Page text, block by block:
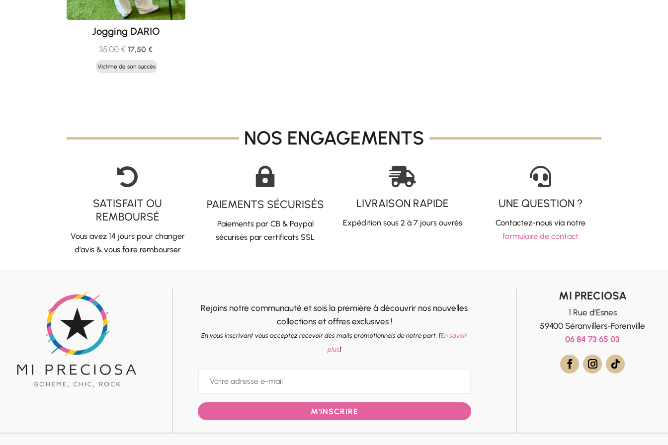
Jogging DARIO
35,00€Le
prix
initial
17,50€Le
prix
actuel
Victime de son succès
NOS ENGAGEMENTS

SATISFAIT OU
REMBOURSÉ
Vous avez 14 jours pour changer
d’avis & vous faire rembourser

PAIEMENTS SÉCURISÉS
Paiements par CB & Paypal
sécurisés par certificats SSL

LIVRAISON RAPIDE
Expédition sous 2 à 7 jours ouvrés

UNE QUESTION ?
Contactez-nous via notre
formulaire de contact
Rejoins notre communauté et sois la première à découvrir nos nouvelles
collections et offres exclusives !
En vous inscrivant vous acceptez recevoir des mails promotionnels de notre part. [En savoir
plus]
M'INSCRIRE
MI PRECIOSA
1 Rue d’Esnes
59400 Séranvillers-Forenville
06 84 73 65 03